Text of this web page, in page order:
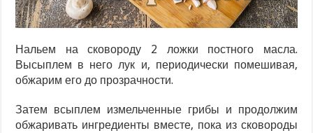
Нальем на сковороду 2 ложки постного масла.
Высыплем в него лук и, периодически помешивая,
обжарим его до прозрачности.
Затем всыплем измельченные грибы и продолжим
обжаривать ингредиенты вместе, пока из сковороды